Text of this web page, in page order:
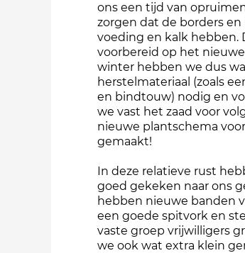
ons een tijd van
zorgen dat de borders
voeding en kalk hebben.
voorbereid op het
winter hebben we dus
herstelmateriaal (zoals
en bindtouw) nodig en
we vast het zaad voor
nieuwe plantschema
gemaakt!
In deze relatieve rust
goed gekeken naar ons
hebben nieuwe banden
een goede spitvork en
vaste groep vrijwilligers
we ook wat extra klein